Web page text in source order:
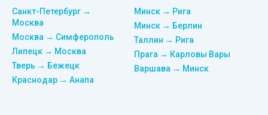
Санкт-Петербург →
Москва
Москва → Симферополь
Липецк → Москва
Тверь → Бежецк
Краснодар → Анапа
Минск → Рига
Минск → Берлин
Таллин → Рига
Прага → Карловы Вары
Варшава → Минск